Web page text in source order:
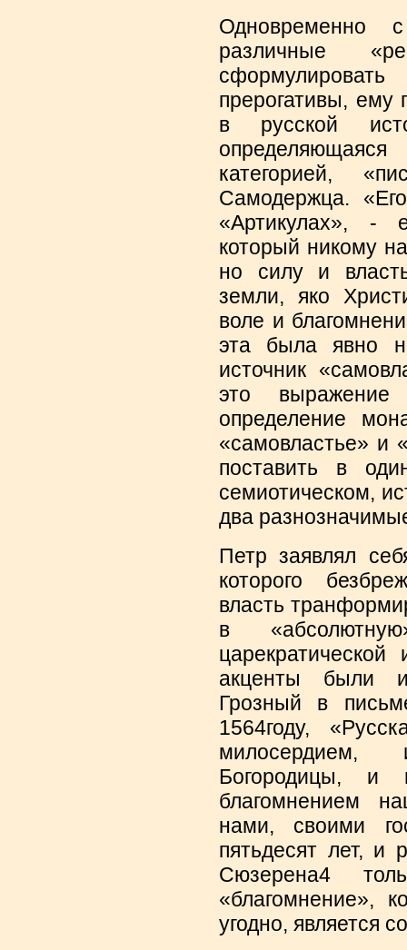
Одновременно
различные
прерогативы, ему
в русской
категорией,
Самодержца.
«Артикулах», -
который никому
но силу и
земли, яко
воле и
эта была явно
источник
это выражение
определение
«самовластье» и
поставить в
семиотическом,
два
Петр заявлял
которого
власть
в
акценты были
Грозный в
1564году,
Богородицы, и
благомнением
нами, своими
пятьдесят лет, и
Сюзерена4
«благомнение»,
угодно, является